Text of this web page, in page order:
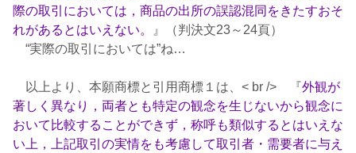
際の取引においては，商品の出所の誤認混同をきたすおそ
れがあるとはいえない。
』（判決文23～24頁）
“実際の取引においては”ね…
以上より、本願商標と引用商標１は、< br /> 『外観が
著しく異なり，両者とも特定の観念を生じないから観念に
おいて比較することができず，称呼も類似するとはいえな
い上，上記取引の実情をも考慮して取引者・需要者に与え